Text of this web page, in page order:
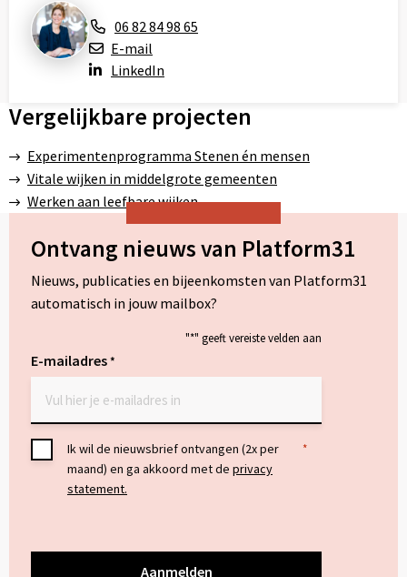
06 82 84 98 65
E-mail
LinkedIn
Vergelijkbare projecten
Experimentenprogramma Stenen én mensen
Vitale wijken in middelgrote gemeenten
Werken aan leefbare wijken
Ontvang nieuws van Platform31
Nieuws, publicaties en bijeenkomsten van Platform31
automatisch in jouw mailbox?
"*" geeft vereiste velden aan
E-mailadres*
Toestemming
Ik wil de nieuwsbrief ontvangen (2x per
maand) en ga akkoord met de privacy
statement.
*